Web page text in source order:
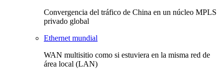
Convergencia del tráfico de China en un núcleo MPLS
privado global
Ethernet mundial
WAN multisitio como si estuviera en la misma red de
área local (LAN)